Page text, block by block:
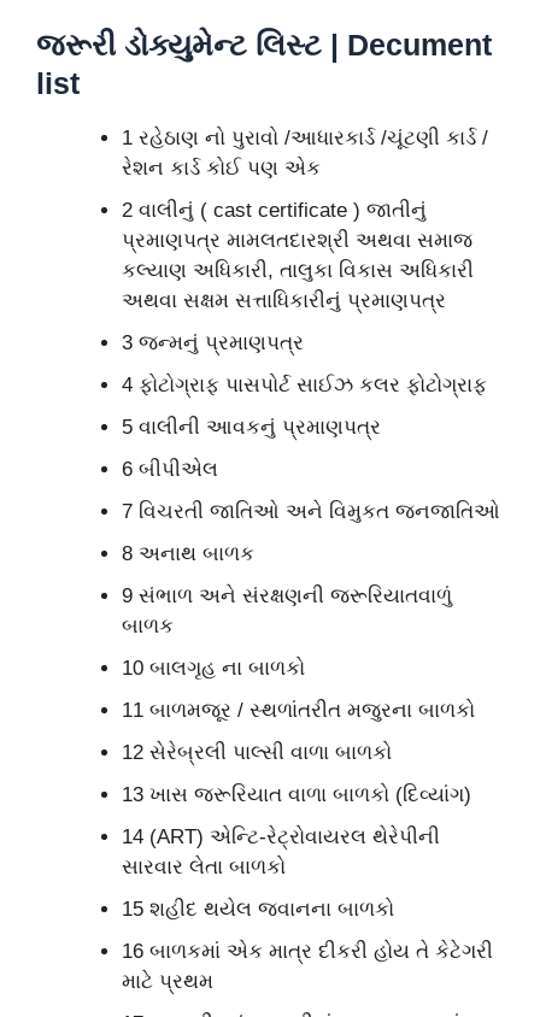
જરૂરી ડોક્યુમેન્ટ લિસ્ટ | Decument
list
1 રહેઠાણ નો પુરાવો /આધારકાર્ડ /ચૂંટણી કાર્ડ /
રેશન કાર્ડ કોઈ પણ એક
2 વાલીનું ( cast certificate ) જાતીનું
પ્રમાણપત્ર મામલતદારશ્રી અથવા સમાજ
કલ્યાણ અધિકારી, તાલુકા વિકાસ અધિકારી
અથવા સક્ષમ સત્તાધિકારીનું પ્રમાણપત્ર
3 જન્મનું પ્રમાણપત્ર
4 ફોટોગ્રાફ પાસપોર્ટ સાઈઝ કલર ફોટોગ્રાફ
5 વાલીની આવકનું પ્રમાણપત્ર
6 બીપીએલ
7 વિચરતી જાતિઓ અને વિમુકત જનજાતિઓ
8 અનાથ બાળક
9 સંભાળ અને સંરક્ષણની જરૂરિયાતવાળું
બાળક
10 બાલગૃહ ના બાળકો
11 બાળમજૂર / સ્થળાંતરીત મજુરના બાળકો
12 સેરેબ્રલી પાલ્સી વાળા બાળકો
13 ખાસ જરૂરિયાત વાળા બાળકો (દિવ્યાંગ)
14 (ART) એન્ટિ-રેટ્રોવાયરલ થેરેપીની
સારવાર લેતા બાળકો
15 શહીદ થયેલ જવાનના બાળકો
16 બાળકમાં એક માત્ર દીકરી હોય તે કેટેગરી
માટે પ્રથમ